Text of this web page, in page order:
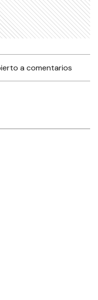
a comentarios